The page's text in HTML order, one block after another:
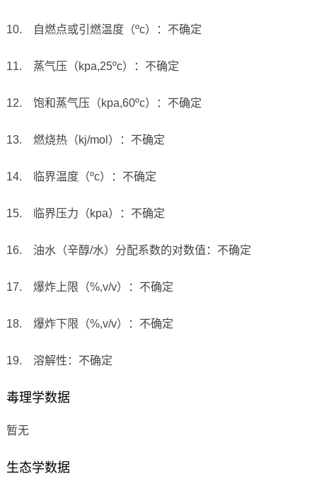
10. 自燃点或引燃温度（ºc）：不确定
11. 蒸气压（kpa,25ºc）：不确定
12. 饱和蒸气压（kpa,60ºc）：不确定
13. 燃烧热（kj/mol）：不确定
14. 临界温度（ºc）：不确定
15. 临界压力（kpa）：不确定
16. 油水（辛醇/水）分配系数的对数值：不确定
17. 爆炸上限（%,v/v）：不确定
18. 爆炸下限（%,v/v）：不确定
19. 溶解性：不确定
毒理学数据
暂无
生态学数据